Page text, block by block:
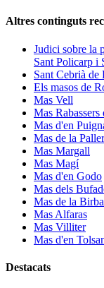
Altres continguts
Judici sobre la
Sant Policarp i
Sant Cebrià de
Els masos de
Mas Vell
Mas Rabassers
Mas d'en
Mas de la
Mas Margall
Mas Magí
Mas d'en Godo
Mas dels
Mas de la Birba
Mas Alfaras
Mas Villiter
Mas d'en
Destacats